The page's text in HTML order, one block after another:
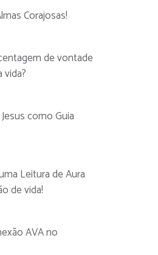
Corajosas!
de vontade
vida?
como Guia
Leitura de Aura
de vida!
AVA no